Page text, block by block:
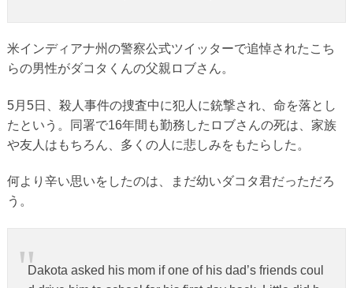
米インディアナ州の警察公式ツイッターで追悼されたこち
らの男性がダコタくんの父親ロブさん。
5月5日、殺人事件の捜査中に犯人に銃撃され、命を落とし
たという。同署で16年間も勤務したロブさんの死は、家族
や友人はもちろん、多くの人に悲しみをもたらした。
何より辛い思いをしたのは、まだ幼いダコタ君だっただろ
う。
Dakota asked his mom if one of his dad’s friends coul